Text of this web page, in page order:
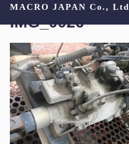
MACRO JAPAN Co., Ltd
IMG_0026